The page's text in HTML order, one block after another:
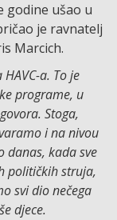
godine ušao u
je ravnatelj
Marcich.
a. To je
programe, u
Stoga,
i na nivou
danas, kada sve
političkih struja,
svi dio nečega
djece.